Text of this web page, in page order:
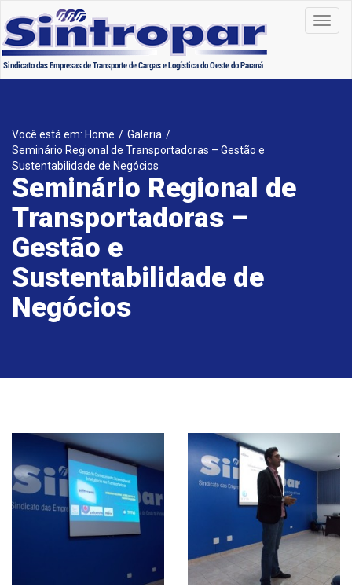
Você está em: Home / Galeria /
Seminário Regional de Transportadoras – Gestão e
Sustentabilidade de Negócios
Seminário Regional de
Transportadoras –
Gestão e
Sustentabilidade de
Negócios